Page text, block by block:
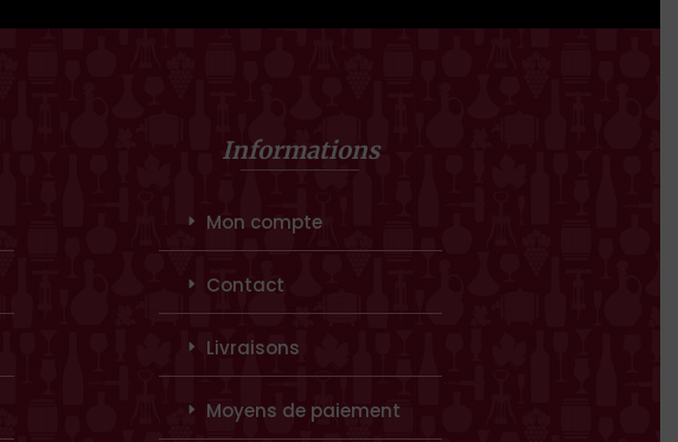
Informations
Mon compte
Contact
Livraisons
Moyens de paiement